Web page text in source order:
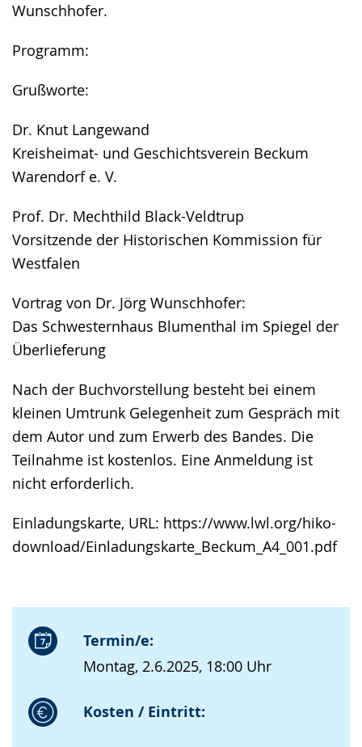
Wunschhofer.
Programm:
Grußworte:
Dr. Knut Langewand
Kreisheimat- und Geschichtsverein Beckum
Warendorf e. V.
Prof. Dr. Mechthild Black-Veldtrup
Vorsitzende der Historischen Kommission für
Westfalen
Vortrag von Dr. Jörg Wunschhofer:
Das Schwesternhaus Blumenthal im Spiegel der
Überlieferung
Nach der Buchvorstellung besteht bei einem
kleinen Umtrunk Gelegenheit zum Gespräch mit
dem Autor und zum Erwerb des Bandes. Die
Teilnahme ist kostenlos. Eine Anmeldung ist
nicht erforderlich.
Einladungskarte, URL: https://www.lwl.org/hiko-
download/Einladungskarte_Beckum_A4_001.pdf
Termin/e:
Montag, 2.6.2025, 18:00 Uhr
Kosten / Eintritt: